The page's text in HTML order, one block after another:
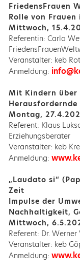
FriedensFrauen
Rolle von Frauen
Mittwoch,
Referentin: Carla
Veranstalter: keb
Anmeldung:
Mit Kindern über
Montag,
Referent: Klaus
Erziehungsberater
Veranstalter: keb
Anmeldung:
„Laudato si“
Zeit
Impulse der
Nachhaltigkeit,
Mittwoch,
Referent: Dr.
Veranstalter: keb
Anmeldung: